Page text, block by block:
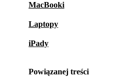
MacBooki
Laptopy
iPady
Powiązanej treści